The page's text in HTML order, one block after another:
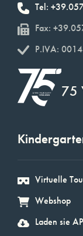
Tel:
Fax:
P.IVA:
75
Virtuelle
Webshop
Laden sie